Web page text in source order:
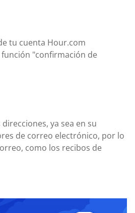
tu cuenta Hour.com
"confirmación de
ya sea en su
de correo electrónico, por lo
como los recibos de